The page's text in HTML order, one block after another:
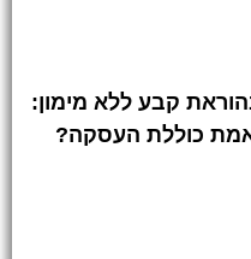
קבע ללא מימון:
כוללת העסקה?